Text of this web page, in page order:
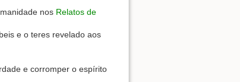
nos Relatos de
e o teres revelado aos
e corromper o espírito